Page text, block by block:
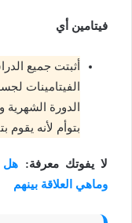
فيتامين أي
أثبتت جميع
الفيتامينات
الدورة
بتوأم لأنه يقوم
لا يفوتك معرفة: هل
وماهي العلاقة بينهم